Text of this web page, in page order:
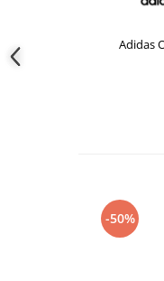
Adidas
-50%